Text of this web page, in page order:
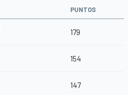
PUNTOS
179
154
147